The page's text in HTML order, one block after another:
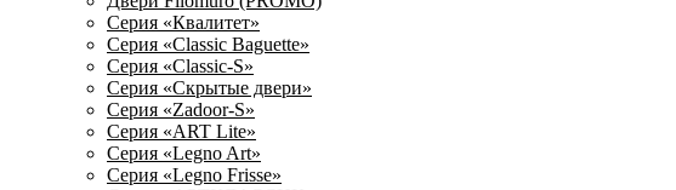
Серия «Квалитет»
Серия «Classic Baguette»
Серия «Classic-S»
Серия «Скрытые двери»
Серия «Zadoor-S»
Серия «ART Lite»
Серия «Legno Art»
Серия «Legno Frisse»